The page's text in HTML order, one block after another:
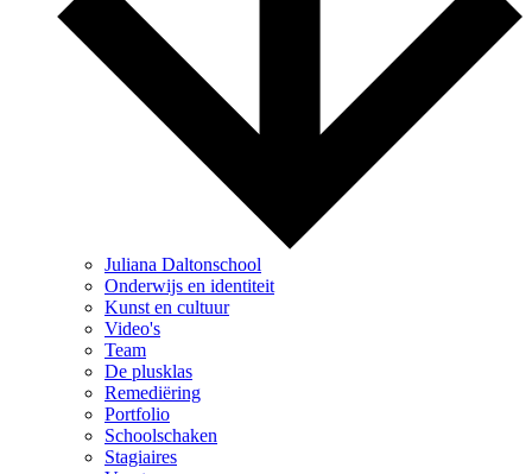
Juliana Daltonschool
Onderwijs en identiteit
Kunst en cultuur
Video's
Team
De plusklas
Remediëring
Portfolio
Schoolschaken
Stagiaires